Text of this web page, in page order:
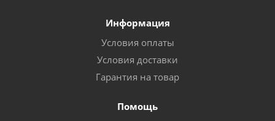
Информация
Условия оплаты
Условия доставки
Гарантия на товар
Помощь